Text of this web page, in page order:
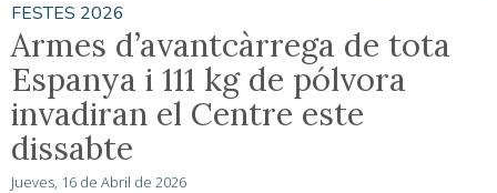
FESTES 2026
Armes d’avantcàrrega de tota
Espanya i 111 kg de pólvora
invadiran el Centre este
dissabte
Jueves, 16 de Abril de 2026